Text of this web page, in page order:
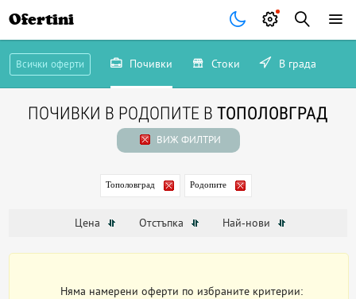
Ofertini
Всички оферти Почивки Стоки В града
ПОЧИВКИ В РОДОПИТЕ В ТОПОЛОВГРАД
ВИЖ ФИЛТРИ
Тополовград Родопите
Цена Отстъпка Най-нови
Няма намерени оферти по избраните критерии: